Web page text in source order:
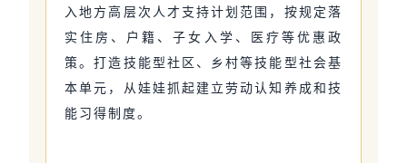
入地方高层次人才支持计划范围，按规定落
实住房、户籍、子女入学、医疗等优惠政
策。打造技能型社区、乡村等技能型社会基
本单元，从娃娃抓起建立劳动认知养成和技
能习得制度。